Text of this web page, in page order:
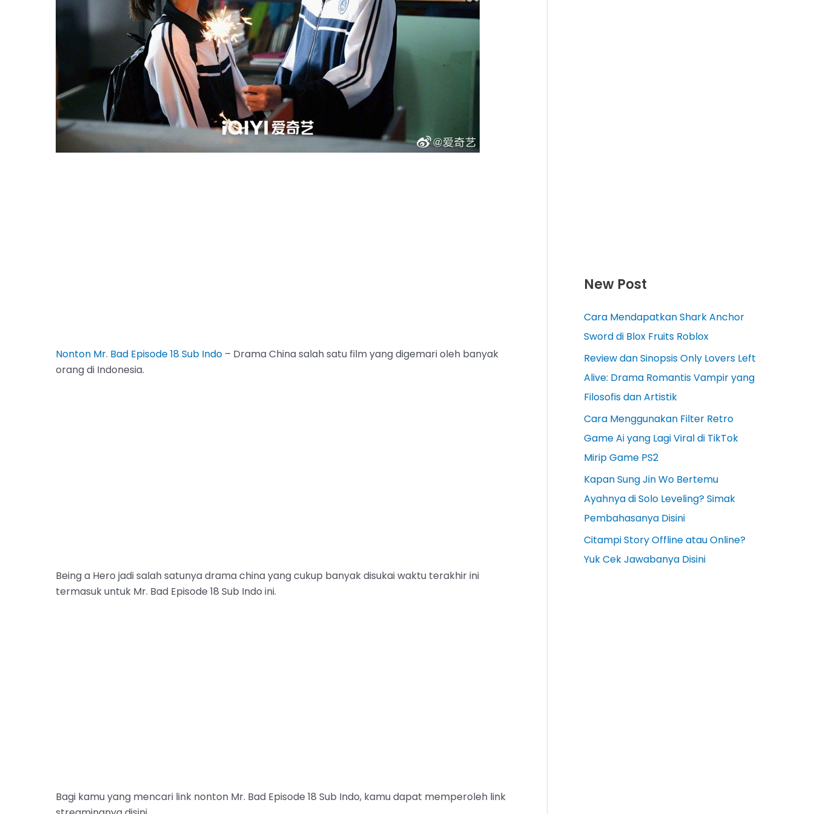
Nonton Mr. Bad Episode 18 Sub Indo – Drama China salah satu film yang digemari oleh banyak
orang di Indonesia.
Being a Hero jadi salah satunya drama china yang cukup banyak disukai waktu terakhir ini
termasuk untuk Mr. Bad Episode 18 Sub Indo ini.
Bagi kamu yang mencari link nonton Mr. Bad Episode 18 Sub Indo, kamu dapat memperoleh link
New Post
Cara Mendapatkan Shark Anchor
Sword di Blox Fruits Roblox
Review dan Sinopsis Only Lovers Left
Alive: Drama Romantis Vampir yang
Filosofis dan Artistik
Cara Menggunakan Filter Retro
Game Ai yang Lagi Viral di TikTok
Mirip Game PS2
Kapan Sung Jin Wo Bertemu
Ayahnya di Solo Leveling? Simak
Pembahasanya Disini
Citampi Story Offline atau Online?
Yuk Cek Jawabanya Disini